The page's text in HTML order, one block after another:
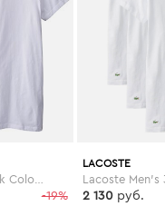
-19%
LACOSTE
2 130 руб.